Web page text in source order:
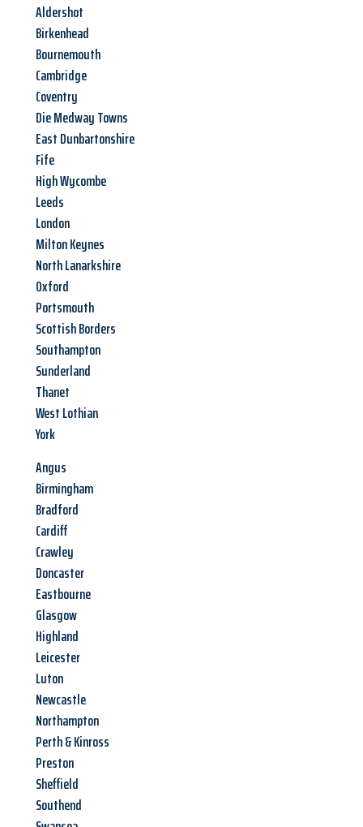
Aldershot
Birkenhead
Bournemouth
Cambridge
Coventry
Die Medway Towns
East Dunbartonshire
Fife
High Wycombe
Leeds
London
Milton Keynes
North Lanarkshire
Oxford
Portsmouth
Scottish Borders
Southampton
Sunderland
Thanet
West Lothian
York
Angus
Birmingham
Bradford
Cardiff
Crawley
Doncaster
Eastbourne
Glasgow
Highland
Leicester
Luton
Newcastle
Northampton
Perth & Kinross
Preston
Sheffield
Southend